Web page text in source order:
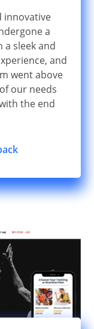
innovative
a
sleek and
and
went above
our needs
the end